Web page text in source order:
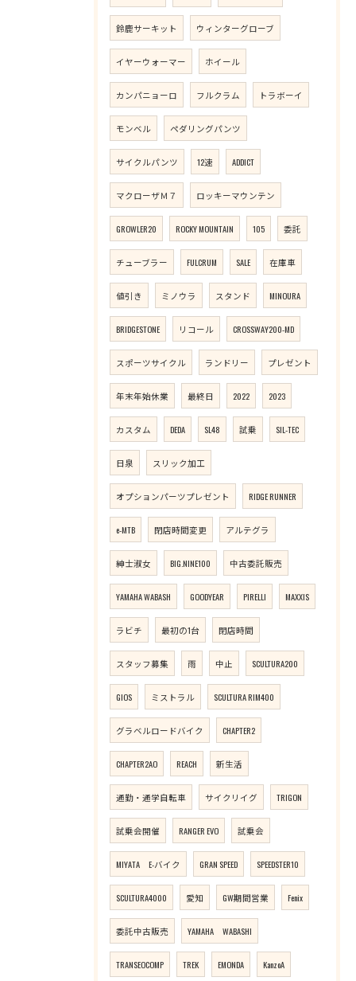
鈴鹿サーキット ウィンターグローブ
イヤーウォーマー ホイール
カンパニョーロ フルクラム トラボーイ
モンベル ペダリングパンツ
サイクルパンツ 12速 ADDICT
マクローザＭ７ ロッキーマウンテン
GROWLER20 ROCKY MOUNTAIN 105 委託
チューブラー FULCRUM SALE 在庫車
値引き ミノウラ スタンド MINOURA
BRIDGESTONE リコール CROSSWAY200-MD
スポーツサイクル ランドリー プレゼント
年末年始休業 最終日 2022 2023
カスタム DEDA SL48 試乗 SIL-TEC
日泉 スリック加工
オプションパーツプレゼント RIDGE RUNNER
e-MTB 閉店時間変更 アルテグラ
紳士淑女 BIG.NINE100 中古委託販売
YAMAHA WABASH GOODYEAR PIRELLI MAXXIS
ラビチ 最初の1台 閉店時間
スタッフ募集 雨 中止 SCULTURA200
GIOS ミストラル SCULTURA RIM400
グラベルロードバイク CHAPTER2
CHAPTER2AO REACH 新生活
通勤・通学自転車 サイクリイグ TRIGON
試乗会開催 RANGER EVO 試乗会
MIYATA E-バイク GRAN SPEED SPEEDSTER10
SCULTURA4000 愛知 GW期間営業 Fenix
委託中古販売 YAMAHA WABASHI
TRANSEOCOMP TREK EMONDA KanzoA